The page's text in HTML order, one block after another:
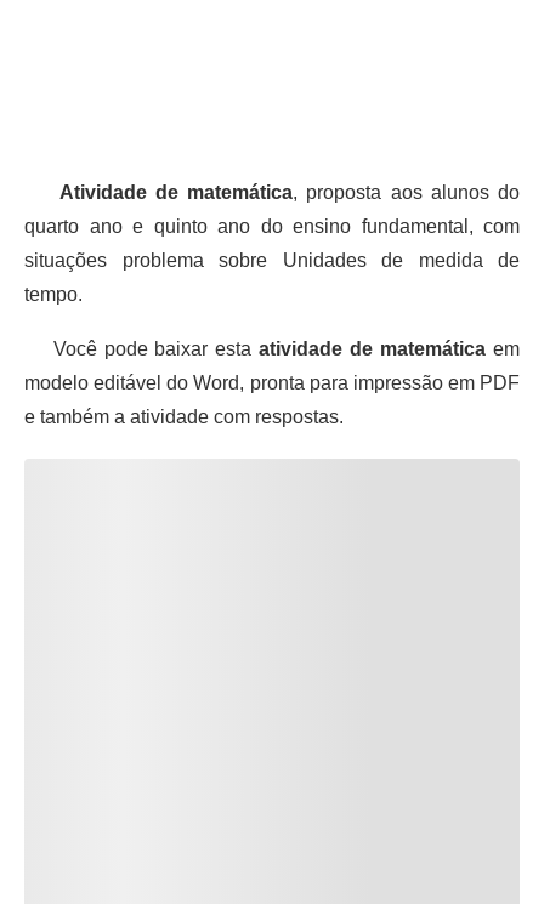
Atividade de matemática, proposta aos alunos do
quarto ano e quinto ano do ensino fundamental, com
situações problema sobre Unidades de medida de
tempo.
Você pode baixar estaatividade de matemática em
modelo editável do Word, pronta para impressão em PDF
e também a atividade com respostas.